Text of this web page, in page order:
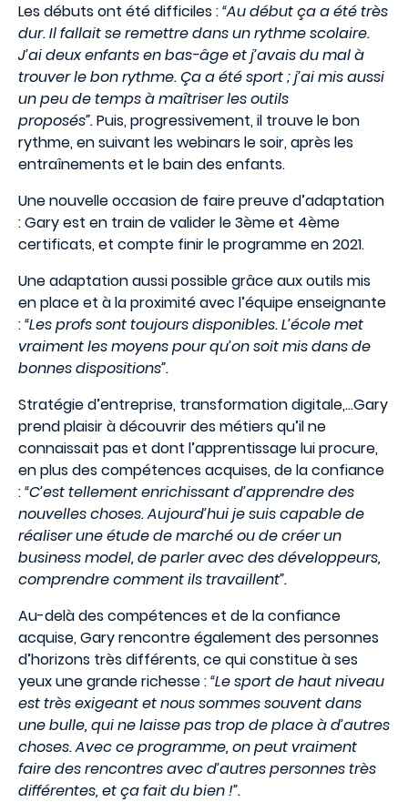
Les débuts ont été difficiles :“Au début ça a été très
dur. Il fallait se remettre dans un rythme scolaire.
J’ai deux enfants en bas-âge et j’avais du mal à
trouver le bon rythme. Ça a été sport ; j’ai mis aussi
un peu de temps à maîtriser les outils
proposés”.Puis, progressivement, il trouve le bon
rythme, en suivant les webinars le soir, après les
entraînements et le bain des enfants.
Une nouvelle occasion de faire preuve d’adaptation
: Gary est en train de valider le 3ème et 4ème
certificats, et compte finir le programme en 2021.
Une adaptation aussi possible grâce aux outils mis
en place et à la proximité avec l’équipe enseignante
:“Les profs sont toujours disponibles. L’école met
vraiment les moyens pour qu’on soit mis dans de
bonnes dispositions”.
Stratégie d’entreprise, transformation digitale,...Gary
prend plaisir à découvrir des métiers qu’il ne
connaissait pas et dont l’apprentissage lui procure,
en plus des compétences acquises, de la confiance
:“C’est tellement enrichissant d’apprendre des
nouvelles choses. Aujourd’hui je suis capable de
réaliser une étude de marché ou de créer un
business model, de parler avec des développeurs,
comprendre comment ils travaillent”.
Au-delà des compétences et de la confiance
acquise, Gary rencontre également des personnes
d’horizons très différents, ce qui constitue à ses
yeux une grande richesse :“Le sport de haut niveau
est très exigeant et nous sommes souvent dans
une bulle, qui ne laisse pas trop de place à d’autres
choses. Avec ce programme, on peut vraiment
faire des rencontres avec d’autres personnes très
différentes, et ça fait du bien !”.